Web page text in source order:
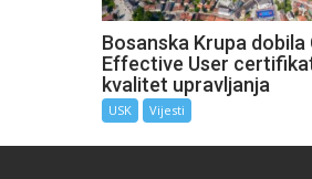
Bosanska Krupa dobila
Effective User
kvalitet upravljanja
USK Vijesti